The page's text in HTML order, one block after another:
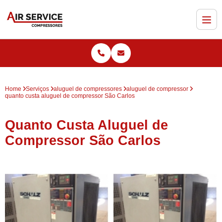
Home Serviços aluguel de compressores
aluguel de compressor
quanto custa aluguel de compressor São Carlos
Quanto Custa Aluguel de
Compressor São Carlos